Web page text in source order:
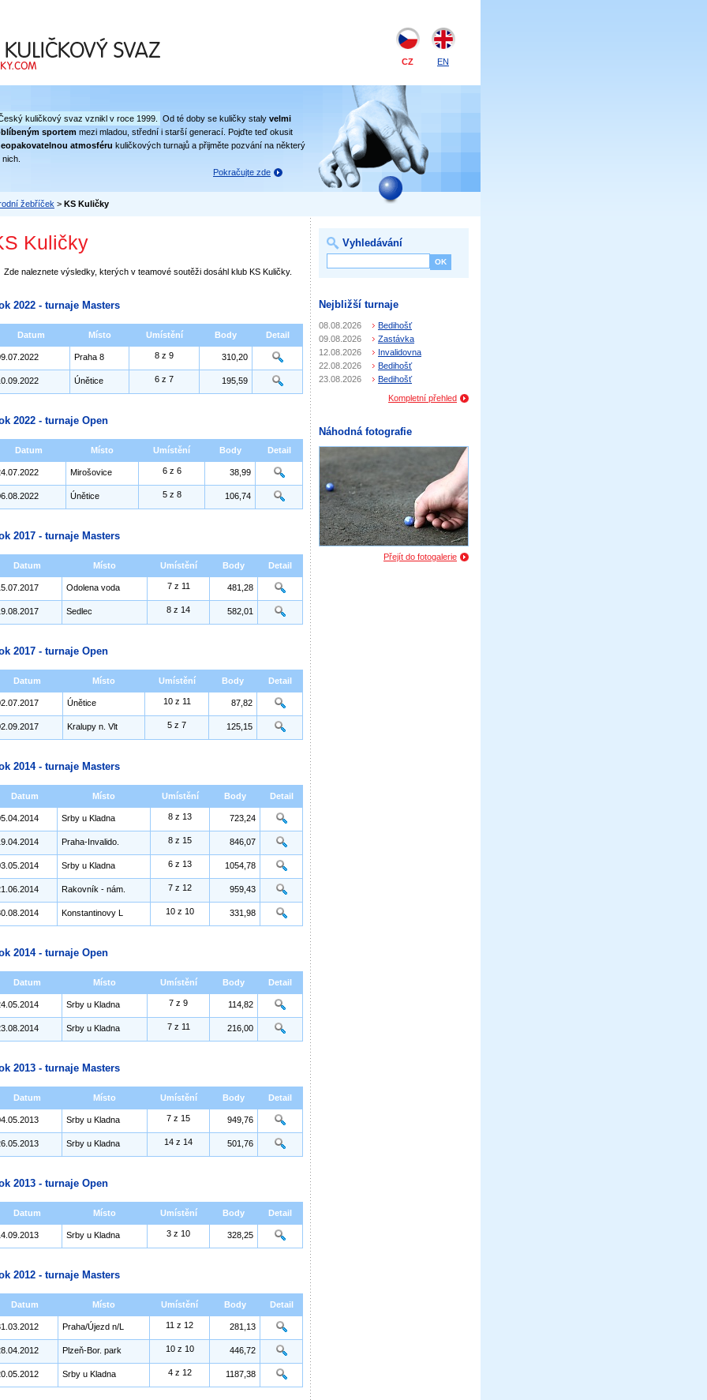
CZ EN
kuličkový svaz vznikl v roce 1999. Od té doby se kuličky staly velmi
sportem mezi mladou, střední i starší generací. Pojďte teď okusit
atmosféru kuličkových turnajů a přijměte pozvání na některý
nich.
Pokračujte zde
žebříček > KS Kuličky
Kuličky
Zde naleznete výsledky, kterých v teamové soutěži dosáhl klub KS Kuličky.
2022 - turnaje Masters
Datum Místo Umístění Body Detail
Praha 8 8 z 9 310,20
Únětice 6 z 7 195,59
2022 - turnaje Open
Datum Místo Umístění Body Detail
Mirošovice 6 z 6 38,99
Únětice 5 z 8 106,74
2017 - turnaje Masters
Datum Místo Umístění Body Detail
Odolena voda 7 z 11 481,28
Sedlec 8 z 14 582,01
2017 - turnaje Open
Datum Místo Umístění Body Detail
Únětice 10 z 11 87,82
Kralupy n. Vlt 5 z 7 125,15
2014 - turnaje Masters
Datum Místo Umístění Body Detail
Srby u Kladna 8 z 13 723,24
Praha-Invalido. 8 z 15 846,07
Srby u Kladna 6 z 13 1054,78
Rakovník - nám. 7 z 12 959,43
Konstantinovy L 10 z 10 331,98
2014 - turnaje Open
Datum Místo Umístění Body Detail
Srby u Kladna 7 z 9 114,82
Srby u Kladna 7 z 11 216,00
2013 - turnaje Masters
Datum Místo Umístění Body Detail
Srby u Kladna 7 z 15 949,76
Srby u Kladna 14 z 14 501,76
2013 - turnaje Open
Datum Místo Umístění Body Detail
Srby u Kladna 3 z 10 328,25
2012 - turnaje Masters
Datum Místo Umístění Body Detail
Praha/Újezd n/L 11 z 12 281,13
Plzeň-Bor. park 10 z 10 446,72
Srby u Kladna 4 z 12 1187,38
Vyhledávání
Nejbližší turnaje
08.08.2026
Bedihošť
09.08.2026
Zastávka
12.08.2026
Invalidovna
22.08.2026
Bedihošť
23.08.2026
Bedihošť
Kompletní přehled
Náhodná fotografie
Přejít do fotogalerie